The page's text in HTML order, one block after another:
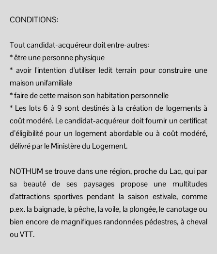
CONDITIONS:
Tout candidat-acquéreur doit entre-autres:
* être une personne physique
* avoir l'intention d'utiliser ledit terrain pour construire une
maison unifamiliale
* faire de cette maison son habitation personnelle
* Les lots 6 à 9 sont destinés à la création de logements à
coût modéré. Le candidat-acquéreur doit fournir un certificat
d’éligibilité pour un logement abordable ou à coût modéré,
délivré par le Ministère du Logement.
NOTHUM se trouve dans une région, proche du Lac, qui par
sa beauté de ses paysages propose une multitudes
d'attractions sportives pendant la saison estivale, comme
p.ex. la baignade, la pêche, la voile, la plongée, le canotage ou
bien encore de magnifiques randonnées pédestres, à cheval
ou VTT.